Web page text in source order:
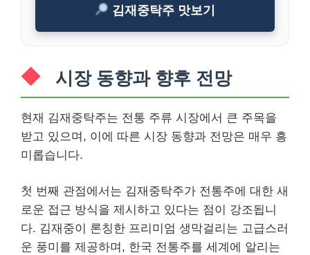
김재중탁주 맛보기
시장 동향과 향후 전망
현재 김재중탁주는 전통 주류 시장에서 큰 주목을
받고 있으며, 이에 따른 시장 동향과 전망은 매우 흥
미롭습니다.
첫 번째 관점에서는 김재중탁주가 전통주에 대한 새
로운 접근 방식을 제시하고 있다는 점이 강조됩니
다. 김재중이 론칭한 프리미엄 생막걸리는 고급스러
운 풍미를 제공하며, 한국 전통주를 세계에 알리는